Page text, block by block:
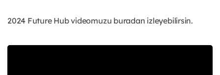
2024 Future Hub videomuzu buradan izleyebilirsin.